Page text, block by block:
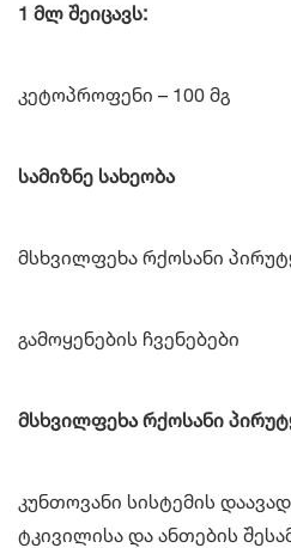
1 მლ შეიცავს:
კეტოპროფენი – 100 მგ
სამიზნე სახეობა
მსხვილფეხა რქოსანი
გამოყენების ჩვენებები
მსხვილფეხა რქოსანი
კუნთოვანი სისტემის
ტკივილისა და ანთების